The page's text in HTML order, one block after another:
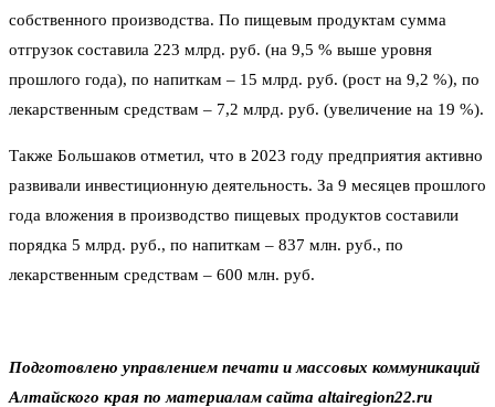
собственного производства. По пищевым продуктам сумма
отгрузок составила 223 млрд. руб. (на 9,5 % выше уровня
прошлого года), по напиткам – 15 млрд. руб. (рост на 9,2 %), по
лекарственным средствам – 7,2 млрд. руб. (увеличение на 19 %).
Также Большаков отметил, что в 2023 году предприятия активно
развивали инвестиционную деятельность. За 9 месяцев прошлого
года вложения в производство пищевых продуктов составили
порядка 5 млрд. руб., по напиткам – 837 млн. руб., по
лекарственным средствам – 600 млн. руб.
Подготовлено управлением печати и массовых коммуникаций
Алтайского края по материалам сайта altairegion22.ru